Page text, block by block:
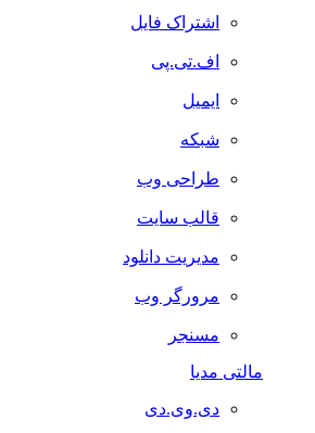
اشتراک فایل
اف.تی.پی
ایمیل
شبکه
طراحی وب
قالب سایت
مدیریت دانلود
مرورگر وب
مسنجر
مالتی مدیا
دی.وی.دی